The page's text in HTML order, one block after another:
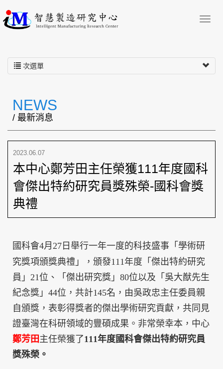
次選單
NEWS
/ 最新消息
2023.06.07
本中心鄭芳田主任榮獲111年度國科
會傑出特約研究員獎殊榮-國科會獎
典禮
國科會4月 27 日舉行一年一度的科技盛事「學術研
究獎項頒獎典禮」，頒發111年度「傑出特約研究
員」 21位、「傑出研究獎」 80位以及「吳大猷先生
紀念獎」 44位，共計145名，由吳政忠主任委員親
自頒獎，表彰得獎者的傑出學術研究貢獻，共同見
證臺灣在科研領域的豐碩成果。非常榮幸本 ， 中心
鄭芳田 主任榮獲了111年度國科會傑出特約研究員
獎殊榮。